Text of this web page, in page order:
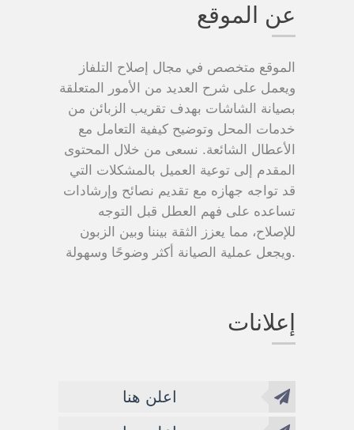
عن الموقع
الموقع متخصص في مجال إصلاح التلفاز
ويعمل على شرح العديد من الأمور المتعلقة
بصيانة الشاشات بهدف تقريب الزبائن من
خدمات المحل وتوضيح كيفية التعامل مع
الأعطال الشائعة. نسعى من خلال المحتوى
المقدم إلى توعية العميل بالمشكلات التي
قد تواجه جهازه مع تقديم نصائح وإرشادات
تساعده على فهم العطل قبل التوجه
للإصلاح، مما يعزز الثقة بيننا وبين الزبون
ويجعل عملية الصيانة أكثر وضوحًا وسهولة.
إعلانات
اعلن هنا